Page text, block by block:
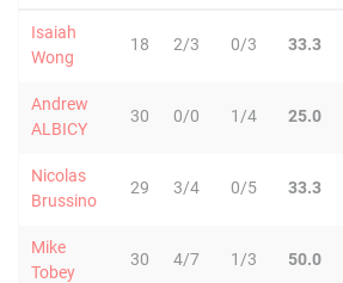
Isaiah
Wong
18 2/3 0/3 33.3
Andrew
ALBICY
30 0/0 1/4 25.0
Nicolas
Brussino
29 3/4 0/5 33.3
Mike
Tobey
30 4/7 1/3 50.0